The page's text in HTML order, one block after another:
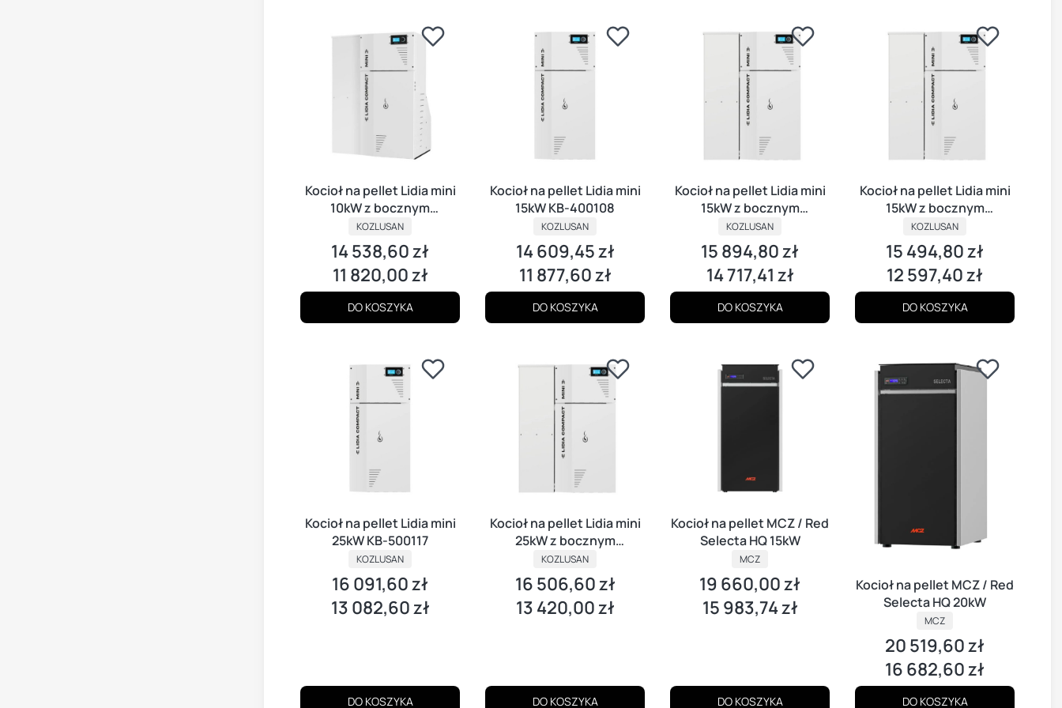
Kocioł na pellet Lidia mini
10kW z bocznym
zasobnikiem
KOZLUSAN
Cena
14 538,60 zł
Cena
11 820,00 zł
DO KOSZYKA
Kocioł na pellet Lidia mini
15kW KB-400108
KOZLUSAN
Cena
14 609,45 zł
Cena
11 877,60 zł
DO KOSZYKA
Kocioł na pellet Lidia mini
15kW z bocznym
zasobnikiem
KOZLUSAN
Cena
15 894,80 zł
Cena
14 717,41 zł
DO KOSZYKA
Kocioł na pellet Lidia mini
15kW z bocznym
zasobnikiem
KOZLUSAN
Cena
15 494,80 zł
Cena
12 597,40 zł
DO KOSZYKA
Kocioł na pellet Lidia mini
25kW KB-500117
KOZLUSAN
Cena
16 091,60 zł
Cena
13 082,60 zł
DO KOSZYKA
Kocioł na pellet Lidia mini
25kW z bocznym
zasobnikiem
KOZLUSAN
Cena
16 506,60 zł
Cena
13 420,00 zł
DO KOSZYKA
Kocioł na pellet MCZ / Red
Selecta HQ 15kW
MCZ
Cena
19 660,00 zł
Cena
15 983,74 zł
DO KOSZYKA
Kocioł na pellet MCZ / Red
Selecta HQ 20kW
MCZ
Cena
20 519,60 zł
Cena
16 682,60 zł
DO KOSZYKA